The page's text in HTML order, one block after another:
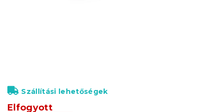
Elfogyott
Szállítási lehetőségek